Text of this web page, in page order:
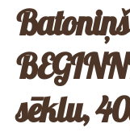
sēklu,